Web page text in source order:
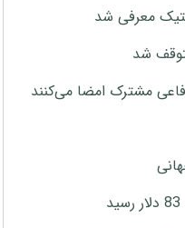
معرفی شد
شد
مشترک امضا می‌کنند